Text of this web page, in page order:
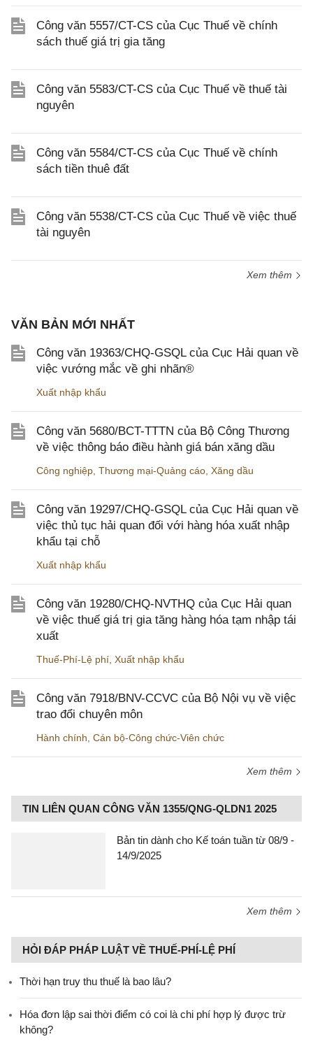
Công văn 5557/CT-CS của Cục Thuế về chính
sách thuế giá trị gia tăng
Công văn 5583/CT-CS của Cục Thuế về thuế tài
nguyên
Công văn 5584/CT-CS của Cục Thuế về chính
sách tiền thuê đất
Công văn 5538/CT-CS của Cục Thuế về việc thuế
tài nguyên
Xem thêm
VĂN BẢN MỚI NHẤT
Công văn 19363/CHQ-GSQL của Cục Hải quan về
việc vướng mắc về ghi nhãn®
Xuất nhập khẩu
Công văn 5680/BCT-TTTN của Bộ Công Thương
về việc thông báo điều hành giá bán xăng dầu
Công nghiệp Thương mại-Quảng cáo Xăng dầu
Công văn 19297/CHQ-GSQL của Cục Hải quan về
việc thủ tục hải quan đối với hàng hóa xuất nhập
khẩu tại chỗ
Xuất nhập khẩu
Công văn 19280/CHQ-NVTHQ của Cục Hải quan
về việc thuế giá trị gia tăng hàng hóa tạm nhập tái
xuất
Thuế-Phí-Lệ phí Xuất nhập khẩu
Công văn 7918/BNV-CCVC của Bộ Nội vụ về việc
trao đổi chuyên môn
Hành chính Cán bộ-Công chức-Viên chức
Xem thêm
TIN LIÊN QUAN CÔNG VĂN 1355/QNG-QLDN1 2025
Bản tin dành cho Kế toán tuần từ 08/9 -
14/9/2025
Xem thêm
HỎI ĐÁP PHÁP LUẬT VỀ THUẾ-PHÍ-LỆ PHÍ
Thời hạn truy thu thuế là bao lâu?
Hóa đơn lập sai thời điểm có coi là chi phí hợp lý được trừ
không?